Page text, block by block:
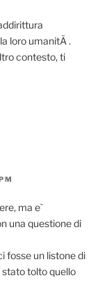
loro umanitÃ .
contesto, ti
ma e`
una questione di
fosse un listone di
stato tolto quello